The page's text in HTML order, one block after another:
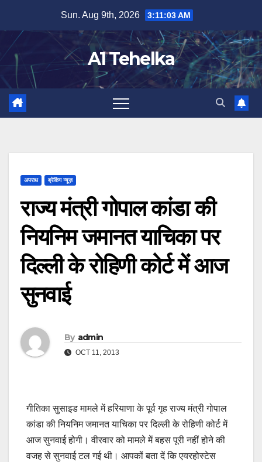
content
Sun. Aug 9th, 2026 3:11:04 AM
A1 Tehelka
अपराध ब्रेकिंग न्यूज़
राज्य मंत्री गोपाल कांडा की
नियनिम जमानत याचिका पर
दिल्ली के रोहिणी कोर्ट में आज
सुनवाई
By admin
OCT 11, 2013
गीतिका सुसाइड मामले में हरियाणा के पूर्व गृह राज्य मंत्री गोपाल
कांडा की नियनिम जमानत याचिका पर दिल्ली के रोहिणी कोर्ट में
आज सुनवाई होगी। वीरवार को मामले में बहस पूरी नहीं होने की
वजह से सुनवाई टल गई थी। आपकों बता दें कि एयरहोस्टेस